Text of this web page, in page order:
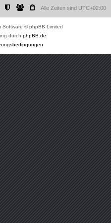
Alle Zeiten sind UTC+02:00
Software © phpBB Limited
durch phpBB.de